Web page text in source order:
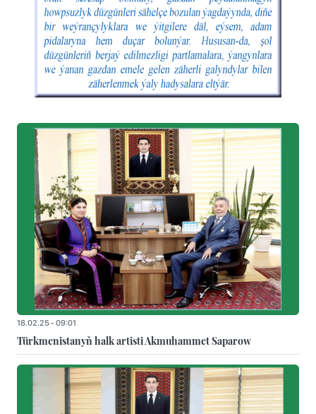
18.02.25 - 09:01
Türkmenistanyň halk artisti Akmuhammet Saparow